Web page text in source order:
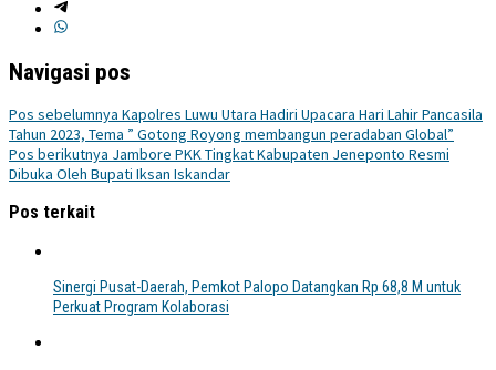
Navigasi pos
Pos sebelumnya Kapolres Luwu Utara Hadiri Upacara Hari Lahir Pancasila
Tahun 2023, Tema ” Gotong Royong membangun peradaban Global”
Pos berikutnya Jambore PKK Tingkat Kabupaten Jeneponto Resmi
Dibuka Oleh Bupati Iksan Iskandar
Pos terkait
Sinergi Pusat-Daerah, Pemkot Palopo Datangkan Rp 68,8 M untuk
Perkuat Program Kolaborasi